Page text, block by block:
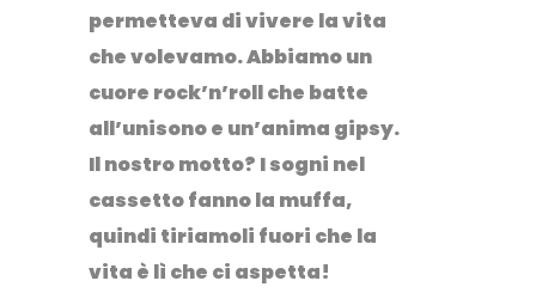
permetteva di vivere la vita
che volevamo. Abbiamo un
cuore rock’n’roll che batte
all’unisono e un’anima gipsy.
Il nostro motto? I sogni nel
cassetto fanno la muffa,
quindi tiriamoli fuori che la
vita è lì che ci aspetta!